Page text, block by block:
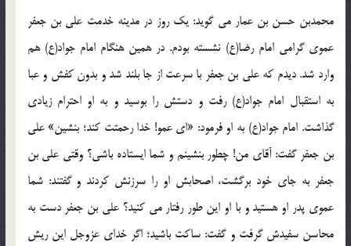
محمدبن حسن بن عمار می گوید: یک روز در مدینه خدمت علی بن جعفر
عموی گرامی امام رضا(ع) نشسته بودم. در همین هنگام امام جواد(ع) هم
وارد شد. دیدم که علی بن جعفر با سرعت از جا بلند شد و بدون کفش و عبا
به استقبال امام جواد(ع) رفت و دستش را بوسید و به او احترام زیادی
گذاشت. امام جواد(ع) به او فرمود: «ای عمو! خدا رحمتت کند؛ بنشین» علی
بن جعفر گفت: آقای من! چطور بنشینم و شما ایستاده باشی؟ وقتی علی بن
جعفر به جای خود برگشت، اصحابش او را سرزنش کردند و گفتند: شما
عموی پدر او هستید و با او این طور رفتار می کنید؟ علی بن جعفر دست به
محاسن سفیدش گرفت و گفت: ساکت باشید؛ اگر خدای عزوجل این ریش